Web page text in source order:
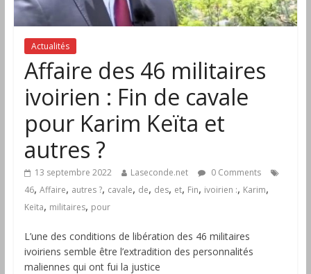
Actualités
Affaire des 46 militaires
ivoirien : Fin de cavale
pour Karim Keïta et
autres ?
13 septembre 2022 Laseconde.net
0 Comments
46, Affaire, autres ?, cavale, de, des, et, Fin, ivoirien :, Karim,
Keïta, militaires, pour
L’une des conditions de libération des 46 militaires
ivoiriens semble être l’extradition des personnalités
maliennes qui ont fui la justice